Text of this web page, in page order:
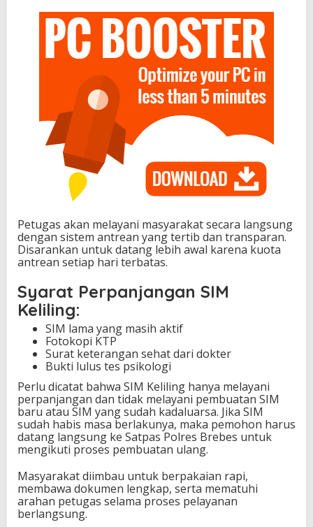
Petugas akan melayani masyarakat secara langsung
dengan sistem antrean yang tertib dan transparan.
Disarankan untuk datang lebih awal karena kuota
antrean setiap hari terbatas.
Syarat Perpanjangan SIM
Keliling:
SIM lama yang masih aktif
Fotokopi KTP
Surat keterangan sehat dari dokter
Bukti lulus tes psikologi
Perlu dicatat bahwa SIM Keliling hanya melayani
perpanjangan dan tidak melayani pembuatan SIM
baru atau SIM yang sudah kadaluarsa. Jika SIM
sudah habis masa berlakunya, maka pemohon harus
datang langsung ke Satpas Polres Brebes untuk
mengikuti proses pembuatan ulang.
Masyarakat diimbau untuk berpakaian rapi,
membawa dokumen lengkap, serta mematuhi
arahan petugas selama proses pelayanan
berlangsung.